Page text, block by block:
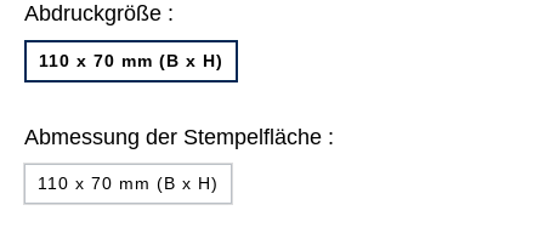
Abdruckgröße :
110 x 70 mm (B x H)
Abmessung der Stempelfläche :
110 x 70 mm (B x H)